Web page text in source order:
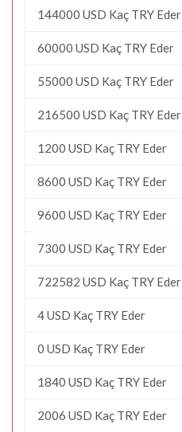
144000 USD Kaç TRY Eder
60000 USD Kaç TRY Eder
55000 USD Kaç TRY Eder
216500 USD Kaç TRY Eder
1200 USD Kaç TRY Eder
8600 USD Kaç TRY Eder
9600 USD Kaç TRY Eder
7300 USD Kaç TRY Eder
722582 USD Kaç TRY Eder
4 USD Kaç TRY Eder
0 USD Kaç TRY Eder
1840 USD Kaç TRY Eder
2006 USD Kaç TRY Eder